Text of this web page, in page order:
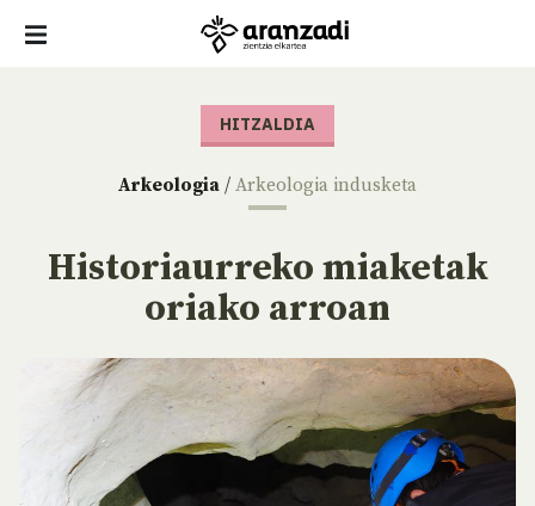
HITZALDIA
Arkeologia / Arkeologia indusketa
Historiaurreko miaketak
oriako arroan